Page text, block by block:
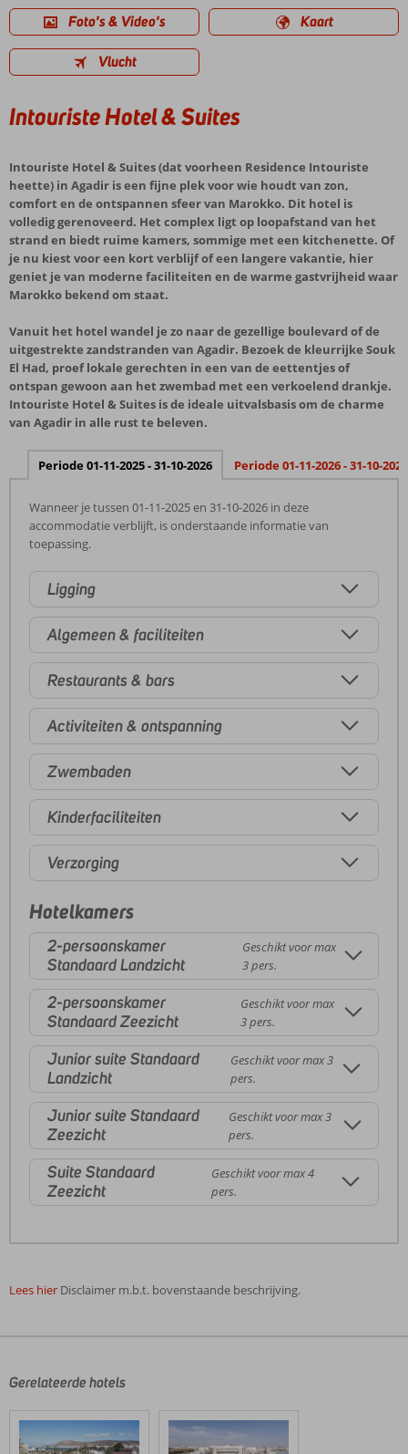
Foto's & Video's Kaart
Vlucht
Intouriste Hotel & Suites
Intouriste Hotel & Suites (dat voorheen Residence Intouriste
heette) in Agadir is een fijne plek voor wie houdt van zon,
comfort en de ontspannen sfeer van Marokko. Dit hotel is
volledig gerenoveerd. Het complex ligt op loopafstand van het
strand en biedt ruime kamers, sommige met een kitchenette. Of
je nu kiest voor een kort verblijf of een langere vakantie, hier
geniet je van moderne faciliteiten en de warme gastvrijheid waar
Marokko bekend om staat.
Vanuit het hotel wandel je zo naar de gezellige boulevard of de
uitgestrekte zandstranden van Agadir. Bezoek de kleurrijke Souk
El Had, proef lokale gerechten in een van de eettentjes of
ontspan gewoon aan het zwembad met een verkoelend drankje.
Intouriste Hotel & Suites is de ideale uitvalsbasis om de charme
van Agadir in alle rust te beleven.
Periode 01-11-2025 - 31-10-2026 Periode 01-11-2026 - 31-10-2027
Wanneer je tussen 01-11-2025 en 31-10-2026 in deze
accommodatie verblijft, is onderstaande informatie van
toepassing.
Ligging
Algemeen & faciliteiten
Restaurants & bars
Activiteiten & ontspanning
Zwembaden
Kinderfaciliteiten
Verzorging
Hotelkamers
2-persoonskamer
Standaard Landzicht
Geschikt voor max
3 pers.
2-persoonskamer
Standaard Zeezicht
Geschikt voor max
3 pers.
Junior suite Standaard
Landzicht
Geschikt voor max 3
pers.
Junior suite Standaard
Zeezicht
Geschikt voor max 3
pers.
Suite Standaard
Zeezicht
Geschikt voor max 4
pers.
Lees hier Disclaimer m.b.t. bovenstaande beschrijving.
door
klanten
geschreven
Gerelateerde hotels